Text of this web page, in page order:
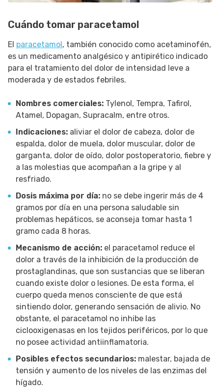
Cuándo tomar paracetamol
El paracetamol , también conocido como acetaminofén,
es un medicamento analgésico y antipirético indicado
para el tratamiento del dolor de intensidad leve a
moderada y de estados febriles.
Nombres comerciales: Tylenol, Tempra, Tafirol,
Atamel, Dopagan, Supracalm, entre otros.
Indicaciones: aliviar el dolor de cabeza, dolor de
espalda, dolor de muela, dolor muscular, dolor de
garganta, dolor de oído, dolor postoperatorio, fiebre y
a las molestias que acompañan a la gripe y al
resfriado.
Dosis máxima por día: no se debe ingerir más de 4
gramos por día en una persona saludable sin
problemas hepáticos, se aconseja tomar hasta 1
gramo cada 8 horas.
Mecanismo de acción: el paracetamol reduce el
dolor a través de la inhibición de la producción de
prostaglandinas, que son sustancias que se liberan
cuando existe dolor o lesiones. De esta forma, el
cuerpo queda menos consciente de que está
sintiendo dolor, generando sensación de alivio. No
obstante, el paracetamol no inhibe las
ciclooxigenasas en los tejidos periféricos, por lo que
no posee actividad antiinflamatoria.
Posibles efectos secundarios: malestar, bajada de
tensión y aumento de los niveles de las enzimas del
hígado.